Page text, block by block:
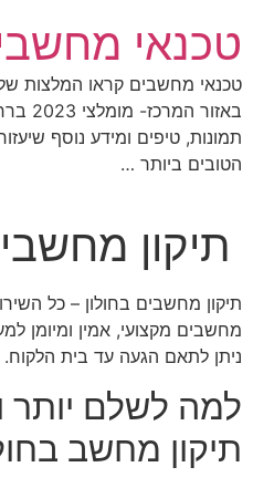
לתוכן
טכנאי
טכנאי מחשבים קראו המלצות
תמונות, טיפים ומידע נוסף
הטובים ביותר …
תיקון
תיקון מחשבים בחולון – כל
מחשבים מקצועי, אמין ומיומן למעלה מ20
ניתן לתאם הגעה עד בית הלקוח.
למה לשלם יותר
תיקון מחשב